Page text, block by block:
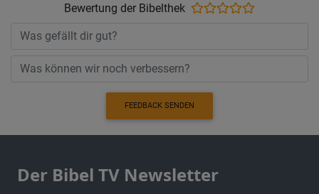
Bewertung der Bibelthek
FEEDBACK SENDEN
Der Bibel TV Newsletter